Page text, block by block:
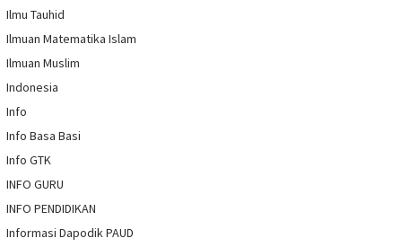
Ilmu Tauhid
Ilmuan Matematika Islam
Ilmuan Muslim
Indonesia
Info
Info Basa Basi
Info GTK
INFO GURU
INFO PENDIDIKAN
Informasi Dapodik PAUD